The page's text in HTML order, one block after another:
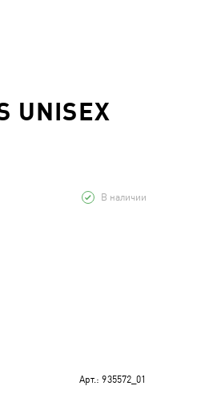
UNISEX
В наличии
Арт.: 935572_01